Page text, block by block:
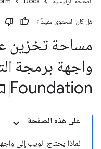
هل كان المحتوى مفيدًا؟
مساحة تخزين
Foundation
على هذه الصفحة
لماذا يحتاج الويب إلى